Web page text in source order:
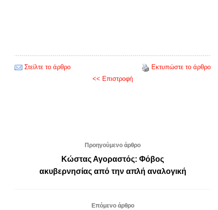
Στείλτε το άρθρο
Εκτυπώστε το άρθρο
<< Επιστροφή
Προηγούμενο άρθρο
Κώστας Αγοραστός: Φόβος
ακυβερνησίας από την απλή αναλογική
Επόμενο άρθρο